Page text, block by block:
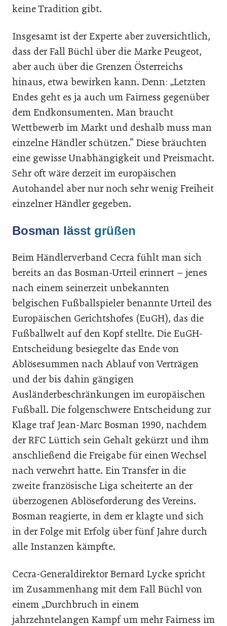
keine Tradition gibt.
Insgesamt ist der Experte aber zuversichtlich,
dass der Fall Büchl über die Marke Peugeot,
aber auch über die Grenzen Österreichs
hinaus, etwa bewirken kann. Denn: „Letzten
Endes geht es ja auch um Fairness gegenüber
dem Endkonsumenten. Man braucht
Wettbewerb im Markt und deshalb muss man
einzelne Händler schützen.“ Diese bräuchten
eine gewisse Unabhängigkeit und Preismacht.
Sehr oft wäre derzeit im europäischen
Autohandel aber nur noch sehr wenig Freiheit
einzelner Händler gegeben.
Bosman lässt grüßen
Beim Händlerverband Cecra fühlt man sich
bereits an das Bosman-Urteil erinnert – jenes
nach einem seinerzeit unbekannten
belgischen Fußballspieler benannte Urteil des
Europäischen Gerichtshofes (EuGH), das die
Fußballwelt auf den Kopf stellte. Die EuGH-
Entscheidung besiegelte das Ende von
Ablösesummen nach Ablauf von Verträgen
und der bis dahin gängigen
Ausländerbeschränkungen im europäischen
Fußball. Die folgenschwere Entscheidung zur
Klage traf Jean-Marc Bosman 1990, nachdem
der RFC Lüttich sein Gehalt gekürzt und ihm
anschließend die Freigabe für einen Wechsel
nach verwehrt hatte. Ein Transfer in die
zweite französische Liga scheiterte an der
überzogenen Ablöseforderung des Vereins.
Bosman reagierte, in dem er klagte und sich
in der Folge mit Erfolg über fünf Jahre durch
alle Instanzen kämpfte.
Cecra-Generaldirektor Bernard Lycke spricht
im Zusammenhang mit dem Fall Büchl von
einem „Durchbruch in einem
jahrzehntelangen Kampf um mehr Fairness im